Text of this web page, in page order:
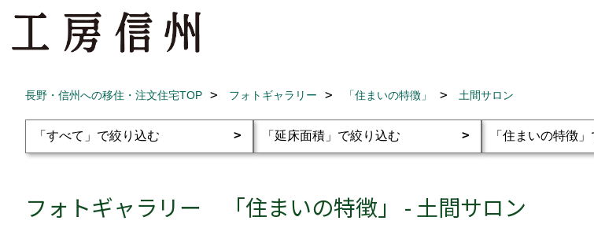
長野・信州への移住・注文住宅TOP フォトギャラリー 「住まいの特徴」 土間サロン
フォトギャラリー 「住まいの特徴」 - 土間サロン